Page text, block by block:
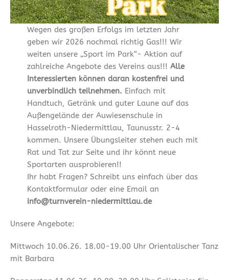
Wegen des großen Erfolgs im letzten Jahr
geben wir 2026 nochmal richtig Gas!!! Wir
weiten unsere „Sport im Park“- Aktion auf
zahlreiche Angebote des Vereins aus!!! Alle
Interessierten können daran kostenfrei und
unverbindlich teilnehmen. Einfach mit
Handtuch, Getränk und guter Laune auf das
Außengelände der Auwiesenschule in
Hasselroth-Niedermittlau, Taunusstr. 2-4
kommen. Unsere Übungsleiter stehen euch mit
Rat und Tat zur Seite und ihr könnt neue
Sportarten ausprobieren!!
Ihr habt Fragen? Schreibt uns einfach über das
Kontaktformular oder eine Email an
info@turnverein-niedermittlau.de
Unsere Angebote:
Mittwoch 10.06.26. 18.00-19.00 Uhr Orientalischer Tanz
mit Barbara